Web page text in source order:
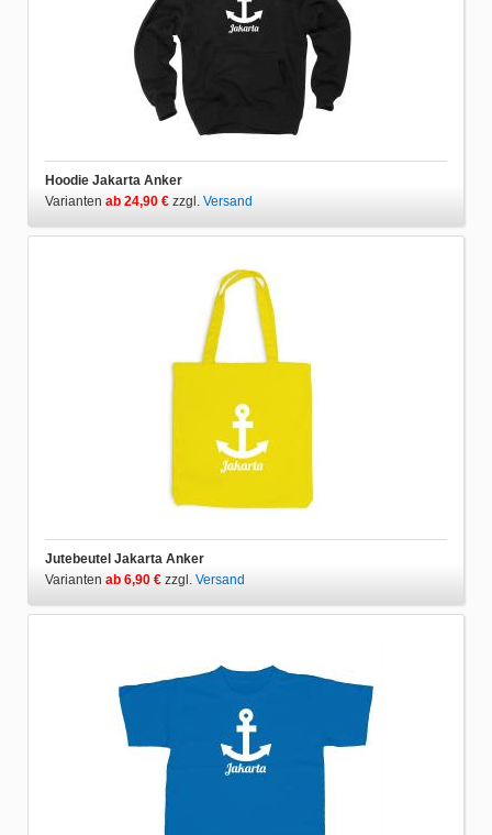
Hoodie Jakarta Anker
Varianten ab 24,90 € zzgl. Versand
Jutebeutel Jakarta Anker
Varianten ab 6,90 € zzgl. Versand